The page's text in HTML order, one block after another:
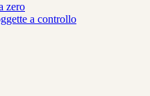
zero
a controllo